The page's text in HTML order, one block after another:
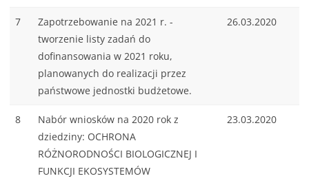
7
Zapotrzebowanie na 2021 r. -
tworzenie listy zadań do
dofinansowania w 2021 roku,
planowanych do realizacji przez
państwowe jednostki budżetowe.
26.03.2020
8
Nabór wniosków na 2020 rok z
dziedziny: OCHRONA
RÓŻNORODNOŚCI BIOLOGICZNEJ I
FUNKCJI EKOSYSTEMÓW
23.03.2020